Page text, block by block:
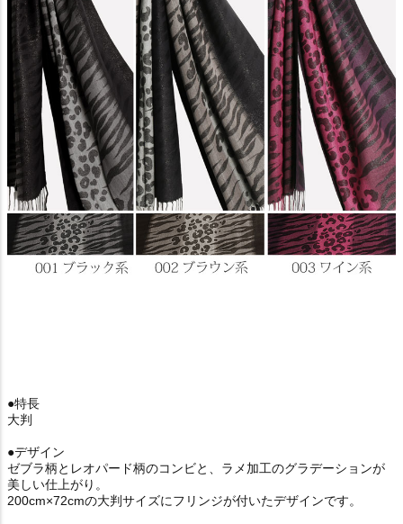
●特長
大判
●デザイン
ゼブラ柄とレオパード柄のコンビと、ラメ加工のグラデーションが
美しい仕上がり。
200cm×72cmの大判サイズにフリンジが付いたデザインです。